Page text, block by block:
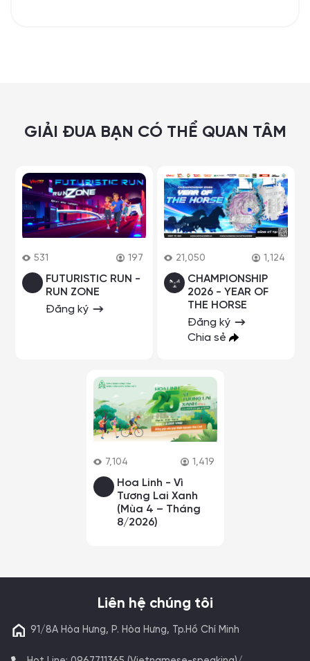
GIẢI ĐUA BẠN CÓ THỂ QUAN TÂM
531 197
FUTURISTIC RUN -
RUN ZONE
Đăng ký
21,050 1,124
CHAMPIONSHIP
2026 - YEAR OF
THE HORSE
Đăng ký
Chia sẻ
7,104 1,419
Hoa Linh - Vì
Tương Lai Xanh
(Mùa 4 – Tháng
8/2026)
Liên hệ chúng tôi
91/8A Hòa Hưng, P. Hòa Hưng, Tp.Hồ Chí Minh